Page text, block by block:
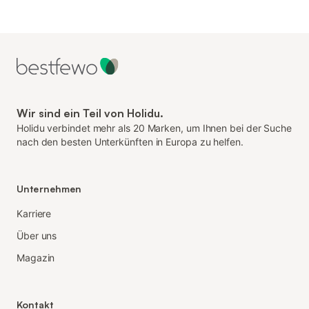
Wir sind ein Teil von Holidu.
Holidu verbindet mehr als 20 Marken, um Ihnen bei der Suche
nach den besten Unterkünften in Europa zu helfen.
Unternehmen
Karriere
Über uns
Magazin
Kontakt